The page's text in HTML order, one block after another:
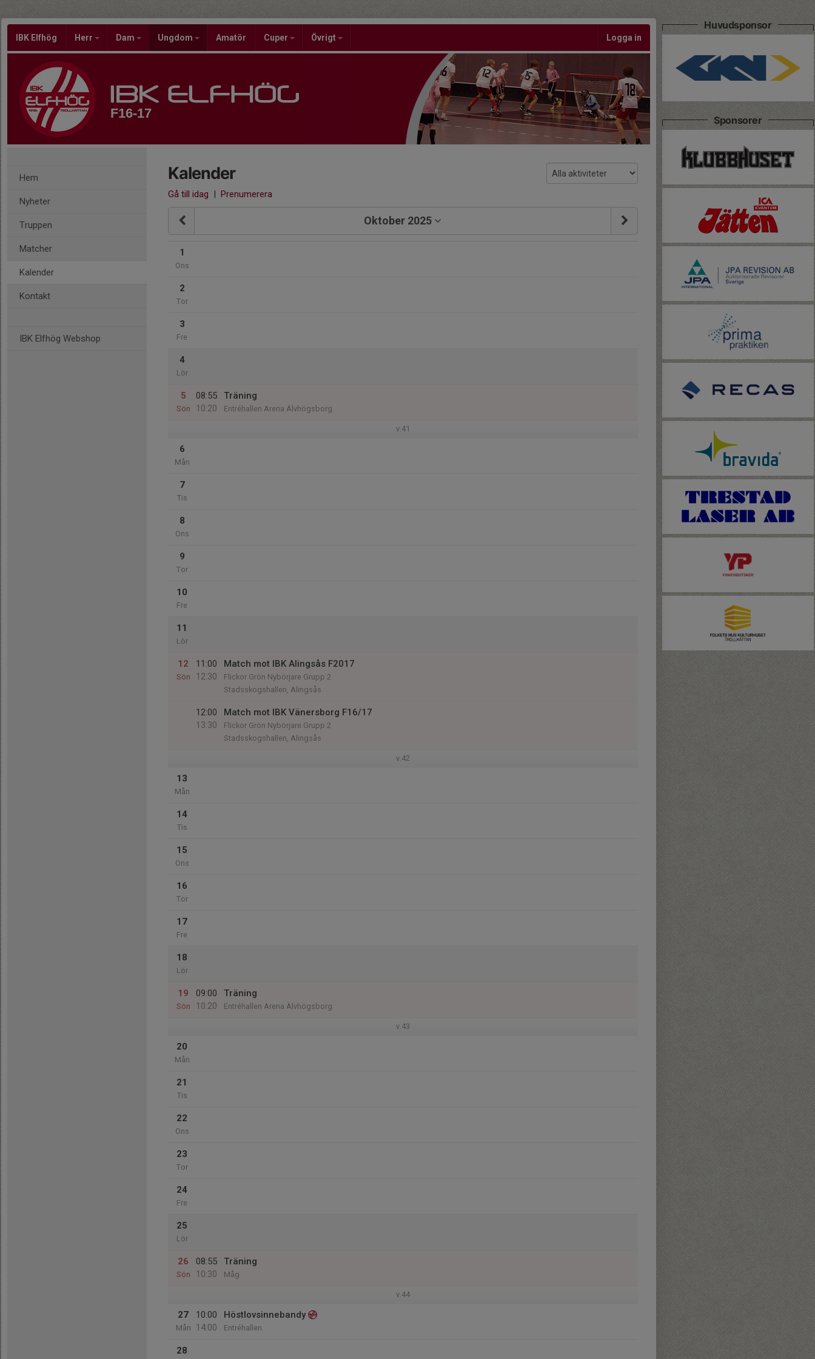
IBK Elfhög Herr Dam Ungdom Amatör Cuper Övrigt Logga in
F16-17
Hem
Nyheter
Truppen
Matcher
Kalender
Kontakt
IBK Elfhög Webshop
Kalender
Gå till idag | Prenumerera
Oktober 2025
1
Ons
2
Tor
3
Fre
4
Lör
5
Sön
08:55
10:20
Träning
Entréhallen Arena Älvhögsborg
v.41
6
Mån
7
Tis
8
Ons
9
Tor
10
Fre
11
Lör
12
Sön
11:00
12:30
Match mot IBK Alingsås F2017
Flickor Grön Nybörjare Grupp 2
Stadsskogshallen, Alingsås
12:00
13:30
Match mot IBK Vänersborg F16/17
Flickor Grön Nybörjare Grupp 2
Stadsskogshallen, Alingsås
v.42
13
Mån
14
Tis
15
Ons
16
Tor
17
Fre
18
Lör
19
Sön
09:00
10:20
Träning
Entréhallen Arena Älvhögsborg
v.43
20
Mån
21
Tis
22
Ons
23
Tor
24
Fre
25
Lör
26
Sön
08:55
10:30
Träning
Måg
v.44
27
Mån
10:00
14:00
Höstlovsinnebandy
Entréhallen
28
Huvudsponsor
Sponsorer